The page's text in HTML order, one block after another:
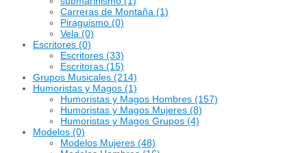
Carreras de Montaña (1)
Piraguismo (0)
Vela (0)
Escritores (0)
Escritores (33)
Escritoras (15)
Grupos Musicales (214)
Humoristas y Magos (1)
Humoristas y Magos Hombres (157)
Humoristas y Magos Mujeres (8)
Humoristas y Magos Grupos (4)
Modelos (0)
Modelos Mujeres (48)